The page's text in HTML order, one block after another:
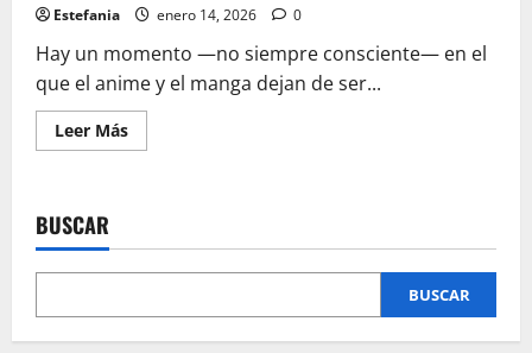
Estefania enero 14, 2026 0
Hay un momento —no siempre consciente— en el
que el anime y el manga dejan de ser...
Leer MásLeer
más
guía
para
BUSCAR
BUSCAR